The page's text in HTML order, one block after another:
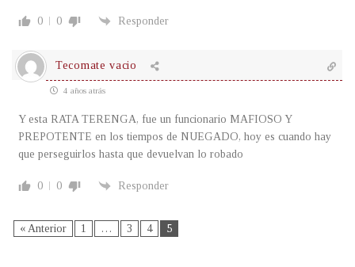
0 0 Responder
Tecomate vacio
4 años atrás
Y esta RATA TERENGA, fue un funcionario MAFIOSO Y
PREPOTENTE en los tiempos de NUEGADO, hoy es cuando hay
que perseguirlos hasta que devuelvan lo robado
0 0 Responder
« Anterior 1 … 3 4 5